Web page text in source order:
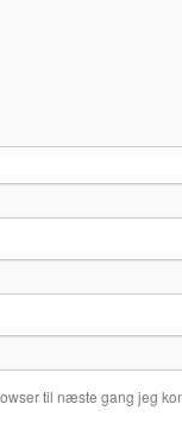
til næste gang jeg